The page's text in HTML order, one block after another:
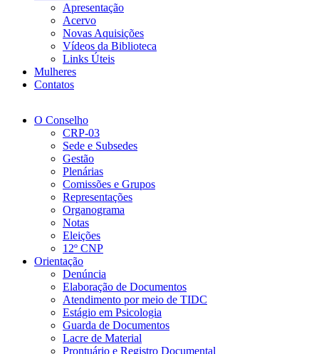
Apresentação
Acervo
Novas Aquisições
Vídeos da Biblioteca
Links Úteis
Mulheres
Contatos
O Conselho
CRP-03
Sede e Subsedes
Gestão
Plenárias
Comissões e Grupos
Representações
Organograma
Notas
Eleições
12º CNP
Orientação
Denúncia
Elaboração de Documentos
Atendimento por meio de TIDC
Estágio em Psicologia
Guarda de Documentos
Lacre de Material
Prontuário e Registro Documental